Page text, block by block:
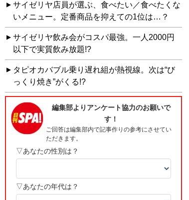
サイゼリヤ店員が選ぶ、食べたい／食べたくな
いメニュー。定番商品を抑えての1位は…？
サイゼリヤ飲み会がコスパ最強。一人2000円
以下で実質飲み放題!?
タピオカバブル乗り遅れ組が熱視線。次は“び
っくり焼き”がくる!?